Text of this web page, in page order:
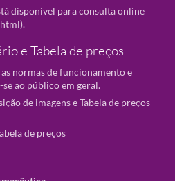
disponivel para consulta online
).
e Tabela de preços
normas de funcionamento e
ao público em geral.
de imagens e Tabela de preços
de preços